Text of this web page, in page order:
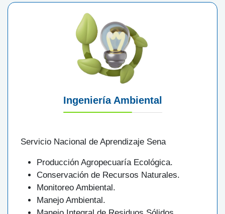
Ingeniería Ambiental
Servicio Nacional de Aprendizaje Sena
Producción Agropecuaría Ecológica.
Conservación de Recursos Naturales.
Monitoreo Ambiental.
Manejo Ambiental.